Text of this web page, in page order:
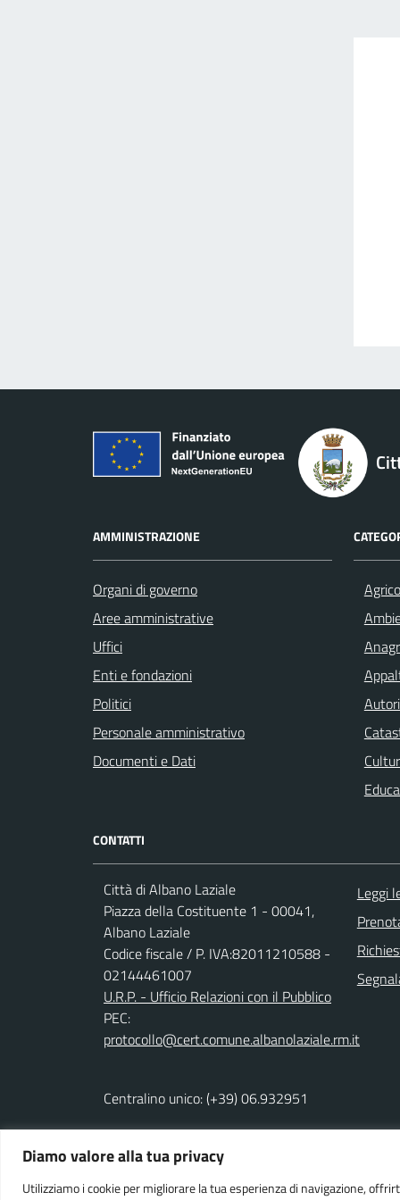
Diamo valore alla tua privacy
Utilizziamo i cookie per migliorare la tua esperienza di navigazione,
AMMINISTRAZIONE
Organi di governo
Aree amministrative
Uffici
Enti e fondazioni
Politici
Personale amministrativo
Documenti e Dati
CONTATTI
Città di Albano Laziale
Piazza della Costituente 1 - 00041,
Albano Laziale
Codice fiscale / P. IVA:82011210588 -
02144461007
U.R.P. - Ufficio Relazioni con il Pubblico
PEC:
protocollo@cert.comune.albanolaziale.rm.it
Centralino unico: (+39) 06.932951
Leggi
Powered byWe-COM srl